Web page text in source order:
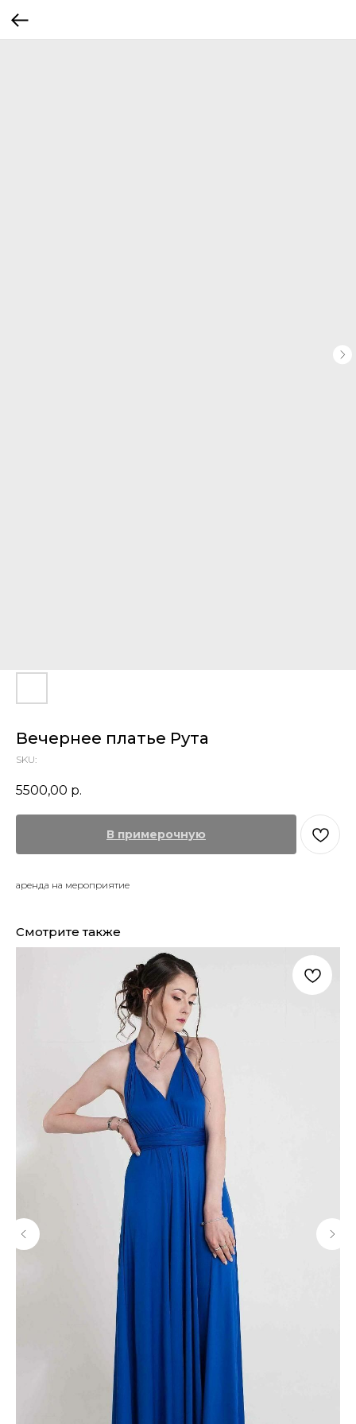
Вечернее платье Рута
SKU:
5500,00 р.
В примерочную
аренда на мероприятие
Смотрите также